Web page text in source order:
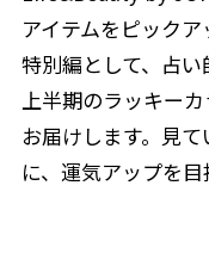
アイテムをピック
特別編として、占
上半期のラッキー
お届けします。見
に、運気アップを目